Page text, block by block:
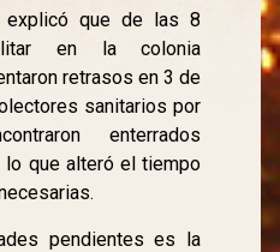
explicó que de las 8
en la colonia
retrasos en 3 de
sanitarios por
enterrados
lo que alteró el tiempo
pendientes es la